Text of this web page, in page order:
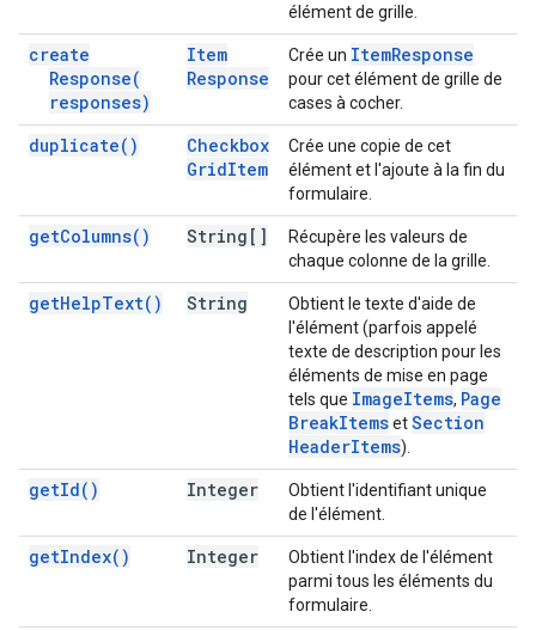
élément de grille.
create
Response(
responses)
Item
Response
Crée un ItemResponse
pour cet élément de grille de
cases à cocher.
duplicate( )
Checkbox
GridItem
Crée une copie de cet
élément et l'ajoute à la fin du
formulaire.
getColumns( ) String[]
Récupère les valeurs de
chaque colonne de la grille.
getHelpText( ) String
Obtient le texte d'aide de
l'élément (parfois appelé
texte de description pour les
éléments de mise en page
tels que ImageItems, Page
BreakItemsetSection
HeaderItems).
getId( ) Integer
Obtient l'identifiant unique
de l'élément.
getIndex( ) Integer
Obtient l'index de l'élément
parmi tous les éléments du
formulaire.